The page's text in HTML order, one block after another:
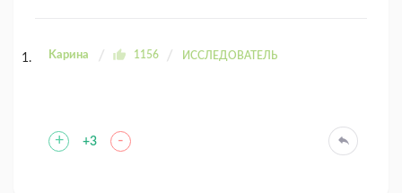
Kaрина 1156 ИССЛЕДОВАТЕЛЬ
+ +3 -